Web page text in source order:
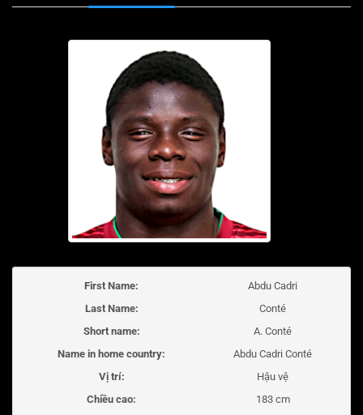
First Name:
Abdu Cadri
Last Name:
Conté
Short name:
A. Conté
Name in home country:
Abdu Cadri Conté
Vị trí:
Hậu vệ
Chiều cao:
183 cm